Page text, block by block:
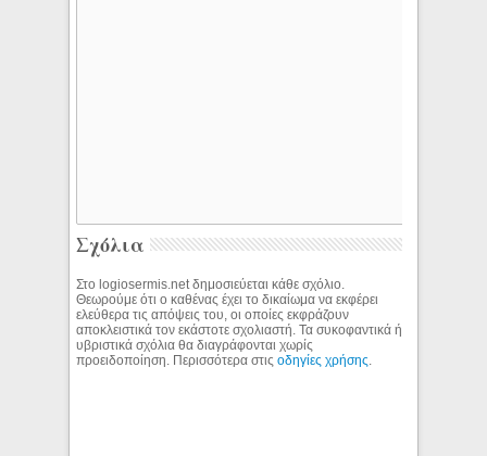
Σχόλια
Στο logiosermis.net δημοσιεύεται κάθε σχόλιο.
Θεωρούμε ότι ο καθένας έχει το δικαίωμα να εκφέρει
ελεύθερα τις απόψεις του, οι οποίες εκφράζουν
αποκλειστικά τον εκάστοτε σχολιαστή. Τα συκοφαντικά ή
υβριστικά σχόλια θα διαγράφονται χωρίς
προειδοποίηση. Περισσότερα στιςοδηγίες χρήσης.